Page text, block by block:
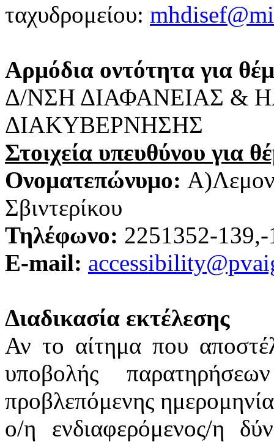
ταχυδρομείου:
Αρμόδια οντότητα για
Δ/ΝΣΗ ΔΙΑΦΑΝΕΙΑΣ &
ΔΙΑΚΥΒΕΡΝΗΣΗΣ
Στοιχεία υπευθύνου για
Ονοματεπώνυμο:
Σβιντερίκου
Τηλέφωνο: 2251352-139,-
E-mail:
Διαδικασία εκτέλεσης
Αν το αίτημα που
υποβολής
προβλεπόμενης
ο/η ενδιαφερόμενος/η